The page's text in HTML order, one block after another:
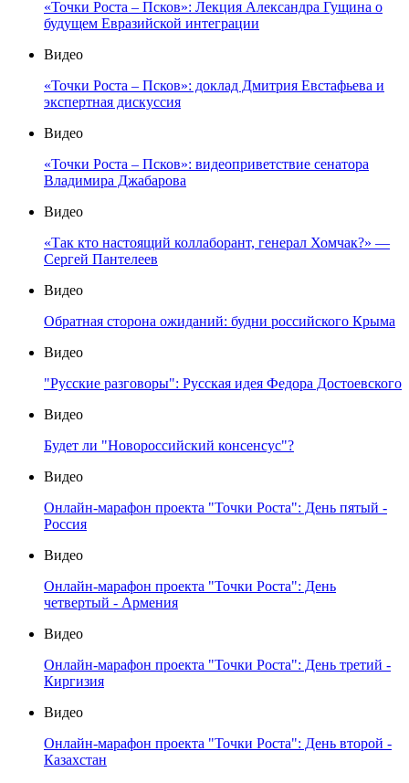
«Точки Роста – Псков»: Лекция Александра Гущина о
будущем Евразийской интеграции
Видео
«Точки Роста – Псков»: доклад Дмитрия Евстафьева и
экспертная дискуссия
Видео
«Точки Роста – Псков»: видеоприветствие сенатора
Владимира Джабарова
Видео
«Так кто настоящий коллаборант, генерал Хомчак?» —
Сергей Пантелеев
Видео
Обратная сторона ожиданий: будни российского Крыма
Видео
"Русские разговоры": Русская идея Федора Достоевского
Видео
Будет ли "Новороссийский консенсус"?
Видео
Онлайн-марафон проекта "Точки Роста": День пятый -
Россия
Видео
Онлайн-марафон проекта "Точки Роста": День
четвертый - Армения
Видео
Онлайн-марафон проекта "Точки Роста": День третий -
Киргизия
Видео
Онлайн-марафон проекта "Точки Роста": День второй -
Казахстан